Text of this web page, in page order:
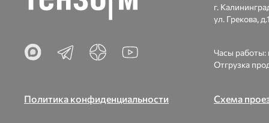
Политика конфиденциальности
г.
ул. Грекова,
Часы работы:
Отгрузка
Схема